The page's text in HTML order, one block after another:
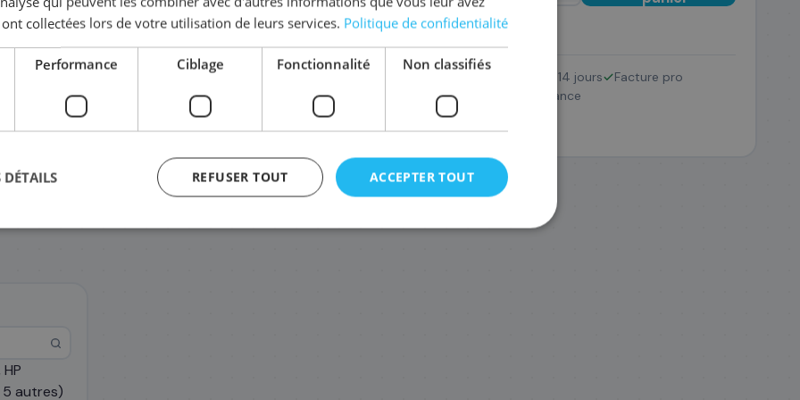
5 autres)
82 40,68 € ,08 €
Retour 14 jours
Facture pro
SAV France
collectées lors de votre utilisation de leurs services. Politique de confidentialité
Performance Ciblage Fonctionnalité Non classifiés
ACCEPTER TOUT
REFUSER TOUT
DÉTAILS